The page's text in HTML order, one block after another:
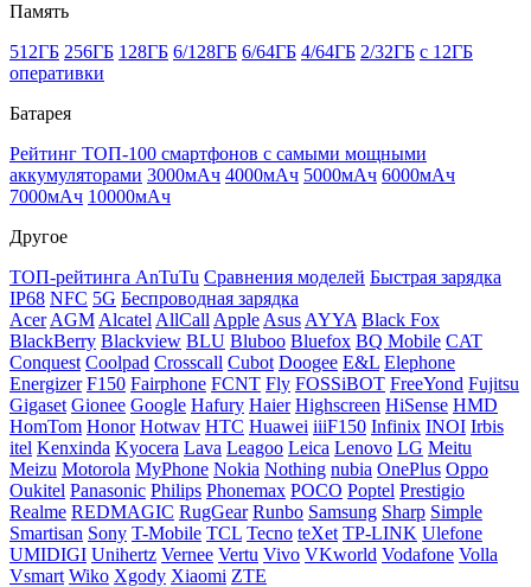
Память
512ГБ 256ГБ 128ГБ 6/128ГБ 6/64ГБ 4/64ГБ 2/32ГБ с 12ГБ
оперативки
Батарея
Рейтинг ТОП-100 смартфонов с самыми мощными
аккумуляторами 3000мАч 4000мАч 5000мАч 6000мАч
7000мАч 10000мАч
Другое
ТОП-рейтинга AnTuTu Сравнения моделей Быстрая зарядка
IP68 NFC 5G Беспроводная зарядка
Acer AGM Alcatel AllCall Apple Asus AYYA Black Fox
BlackBerry Blackview BLU Bluboo Bluefox BQ Mobile CAT
Conquest Coolpad Crosscall Cubot Doogee E&L Elephone
Energizer F150 Fairphone FCNT Fly FOSSiBOT FreeYond Fujitsu
Gigaset Gionee Google Hafury Haier Highscreen HiSense HMD
HomTom Honor Hotwav HTC Huawei iiiF150 Infinix INOI Irbis
itel Kenxinda Kyocera Lava Leagoo Leica Lenovo LG Meitu
Meizu Motorola MyPhone Nokia Nothing nubia OnePlus Oppo
Oukitel Panasonic Philips Phonemax POCO Poptel Prestigio
Realme REDMAGIC RugGear Runbo Samsung Sharp Simple
Smartisan Sony T-Mobile TCL Tecno teXet TP-LINK Ulefone
UMIDIGI Unihertz Vernee Vertu Vivo VKworld Vodafone Volla
Vsmart Wiko Xgody Xiaomi ZTE